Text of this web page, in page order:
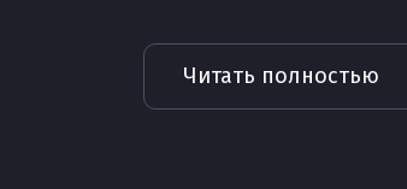
Читать полностью